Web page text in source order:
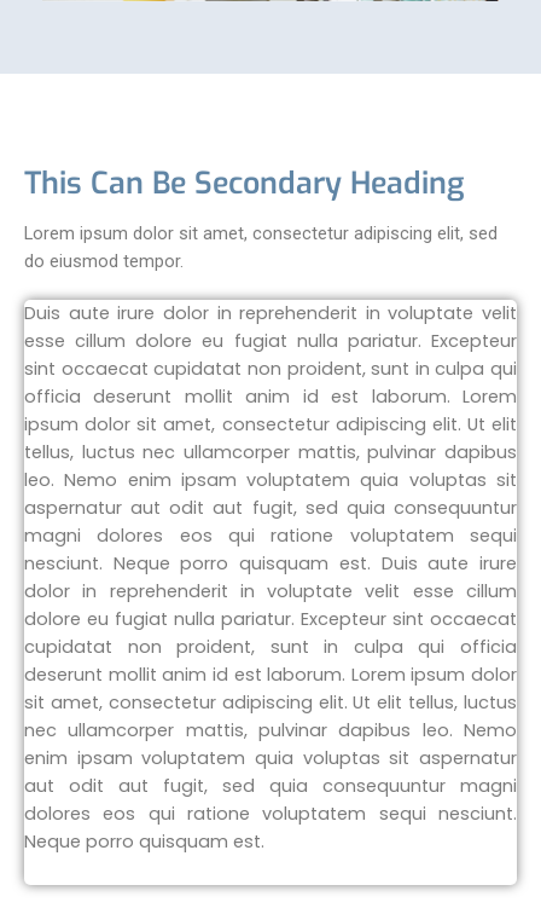
This Can Be Secondary Heading
Lorem ipsum dolor sit amet, consectetur adipiscing elit, sed
do eiusmod tempor.
Duis aute irure dolor in reprehenderit in voluptate velit
esse cillum dolore eu fugiat nulla pariatur. Excepteur
sint occaecat cupidatat non proident, sunt in culpa qui
officia deserunt mollit anim id est laborum. Lorem
ipsum dolor sit amet, consectetur adipiscing elit. Ut elit
tellus, luctus nec ullamcorper mattis, pulvinar dapibus
leo. Nemo enim ipsam voluptatem quia voluptas sit
aspernatur aut odit aut fugit, sed quia consequuntur
magni dolores eos qui ratione voluptatem sequi
nesciunt. Neque porro quisquam est. Duis aute irure
dolor in reprehenderit in voluptate velit esse cillum
dolore eu fugiat nulla pariatur. Excepteur sint occaecat
cupidatat non proident, sunt in culpa qui officia
deserunt mollit anim id est laborum. Lorem ipsum dolor
sit amet, consectetur adipiscing elit. Ut elit tellus, luctus
nec ullamcorper mattis, pulvinar dapibus leo. Nemo
enim ipsam voluptatem quia voluptas sit aspernatur
aut odit aut fugit, sed quia consequuntur magni
dolores eos qui ratione voluptatem sequi nesciunt.
Neque porro quisquam est.